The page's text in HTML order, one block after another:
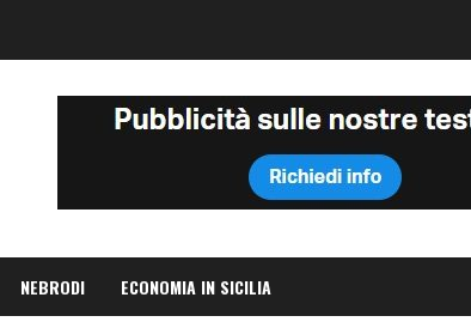
NEBRODI ECONOMIA IN SICILIA